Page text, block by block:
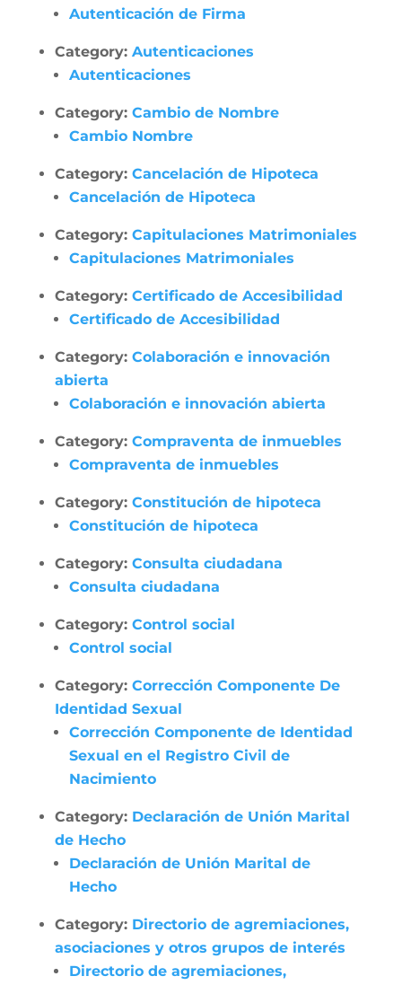
Autenticación de Firma
Category: Autenticaciones
Autenticaciones
Category: Cambio de Nombre
Cambio Nombre
Category: Cancelación de Hipoteca
Cancelación de Hipoteca
Category: Capitulaciones Matrimoniales
Capitulaciones Matrimoniales
Category: Certificado de Accesibilidad
Certificado de Accesibilidad
Category: Colaboración e innovación
abierta
Colaboración e innovación abierta
Category: Compraventa de inmuebles
Compraventa de inmuebles
Category: Constitución de hipoteca
Constitución de hipoteca
Category: Consulta ciudadana
Consulta ciudadana
Category: Control social
Control social
Category: Corrección Componente De
Identidad Sexual
Corrección Componente de Identidad
Sexual en el Registro Civil de
Nacimiento
Category: Declaración de Unión Marital
de Hecho
Declaración de Unión Marital de
Hecho
Category: Directorio de agremiaciones,
asociaciones y otros grupos de interés
Directorio de agremiaciones,